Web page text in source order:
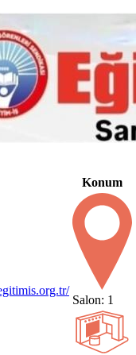
Konum
Salon: 1